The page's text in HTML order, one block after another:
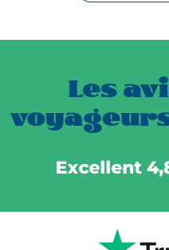
Les
Excellent